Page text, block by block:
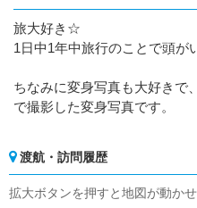
旅大好き☆
1日中1年中旅行のことで頭が
ちなみに変身写真も大好きで
で撮影した変身写真です。
渡航・訪問履歴
拡大ボタンを押すと地図が動かせ